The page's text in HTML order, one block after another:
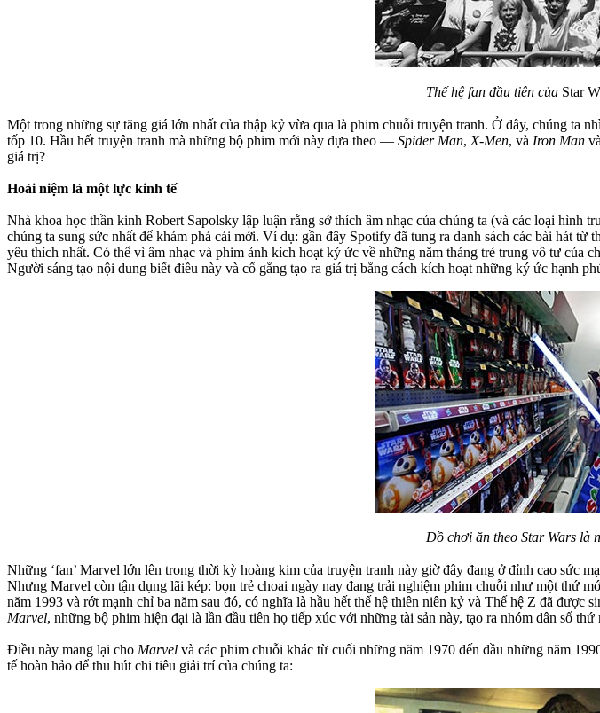
Thế hệ fan đầu tiên củaStar
Một trong những sự tăng giá lớn nhất của thập kỷ vừa qua là phim chuỗi truyện tranh. Ở đây, chúng ta
tốp 10. Hầu hết truyện tranh mà những bộ phim mới này dựa theo — Spider Man, X-Men, và Iron Man và
giá trị?
Hoài niệm là một lực kinh tế
Nhà khoa học thần kinh Robert Sapolsky lập luận rằng sở thích âm nhạc của chúng ta (và các loại
chúng ta sung sức nhất để khám phá cái mới. Ví dụ: gần đây Spotify đã tung ra danh sách các bài hát
yêu thích nhất. Có thể vì âm nhạc và phim ảnh kích hoạt ký ức về những năm tháng trẻ trung vô tư của
Người sáng tạo nội dung biết điều này và cố gắng tạo ra giá trị bằng cách kích hoạt những ký ức hạnh
Đồ chơi ăn theo Star Wars là
Những ‘fan’ Marvel lớn lên trong thời kỳ hoàng kim của truyện tranh này giờ đây đang ở đỉnh cao sức
Nhưng Marvel còn tận dụng lãi kép: bọn trẻ choai ngày nay đang trải nghiệm phim chuỗi như một thứ
năm 1993 và rớt mạnh chỉ ba năm sau đó, có nghĩa là hầu hết thế hệ thiên niên kỷ và Thế hệ Z đã
Marvel, những bộ phim hiện đại là lần đầu tiên họ tiếp xúc với những tài sản này, tạo ra nhóm dân số
Điều này mang lại cho Marvel và các phim chuỗi khác từ cuối những năm 1970 đến đầu những năm
tế hoàn hảo để thu hút chi tiêu giải trí của chúng ta: